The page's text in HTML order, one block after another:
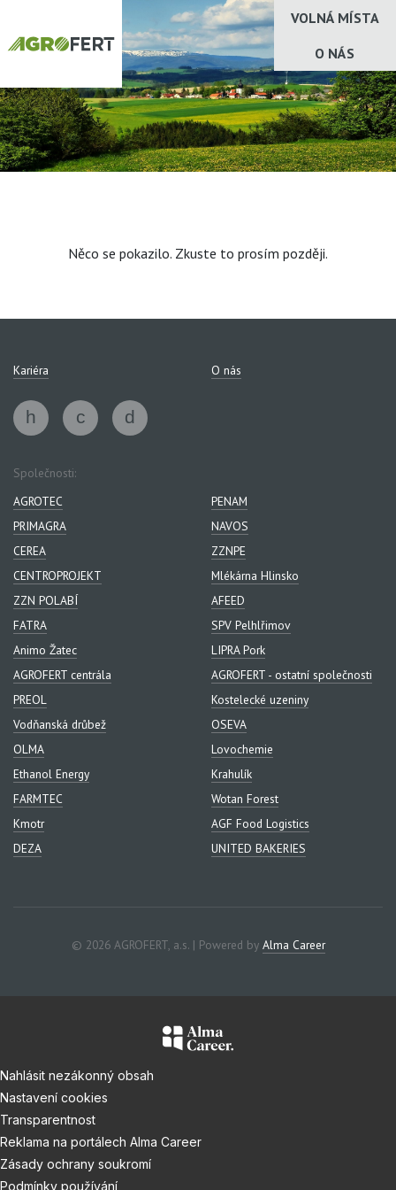
VOLNÁ MÍSTA
O NÁS
Něco se pokazilo. Zkuste to prosím později.
Kariéra O nás
Společnosti:
AGROTEC
PENAM
PRIMAGRA
NAVOS
CEREA
ZZNPE
CENTROPROJEKT
Mlékárna Hlinsko
ZZN POLABÍ
AFEED
FATRA
SPV Pelhlřimov
Animo Žatec
LIPRA Pork
AGROFERT centrála
AGROFERT - ostatní společnosti
PREOL
Kostelecké uzeniny
Vodňanská drůbež
OSEVA
OLMA
Lovochemie
Ethanol Energy
Krahulík
FARMTEC
Wotan Forest
Kmotr
AGF Food Logistics
DEZA
UNITED BAKERIES
© 2026 AGROFERT, a.s. | Powered by Alma Career
Nahlásit nezákonný obsah
Nastavení cookies
Transparentnost
Reklama na portálech Alma Career
Zásady ochrany soukromí
Podmínky používání